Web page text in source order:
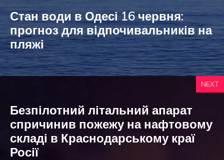
Стан води в Одесі 16 червня:
прогноз для відпочивальників на
пляжі
NEXT
Безпілотний літальний апарат
спричинив пожежу на нафтовому
складі в Краснодарському краї
Росії